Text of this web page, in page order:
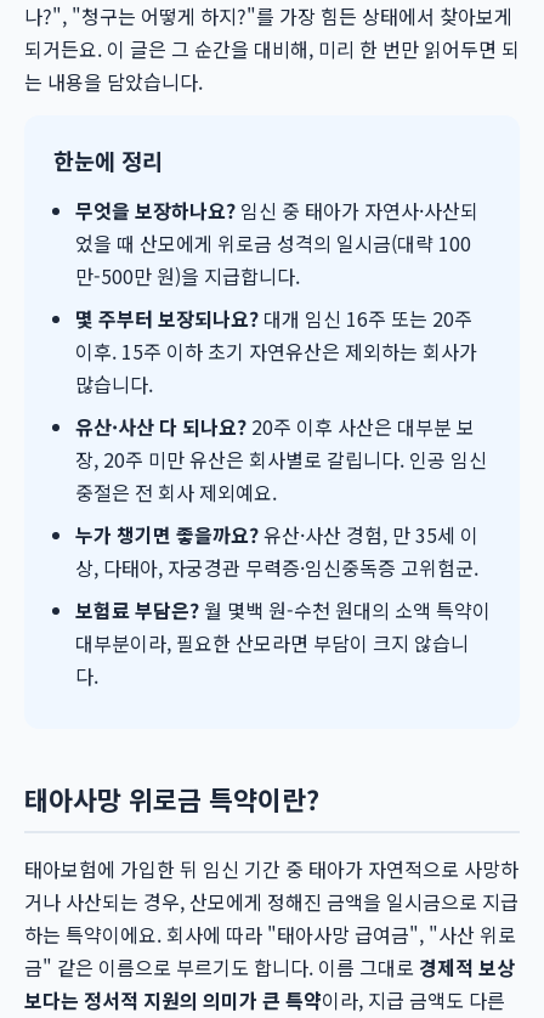
나?", "청구는 어떻게 하지?"를 가장 힘든 상태에서 찾아보게
되거든요. 이 글은 그 순간을 대비해, 미리 한 번만 읽어두면 되
는 내용을 담았습니다.
한눈에 정리
무엇을 보장하나요? 임신 중 태아가 자연사·사산되
었을 때 산모에게 위로금 성격의 일시금(대략 100
만-500만 원)을 지급합니다.
몇 주부터 보장되나요? 대개 임신 16주 또는 20주
이후. 15주 이하 초기 자연유산은 제외하는 회사가
많습니다.
유산·사산 다 되나요? 20주 이후 사산은 대부분 보
장, 20주 미만 유산은 회사별로 갈립니다. 인공 임신
중절은 전 회사 제외예요.
누가 챙기면 좋을까요?유산·사산 경험, 만 35세 이
상, 다태아, 자궁경관 무력증·임신중독증 고위험군.
보험료 부담은?월 몇백 원-수천 원대의 소액 특약이
대부분이라, 필요한 산모라면 부담이 크지 않습니
다.
태아사망 위로금 특약이란?
태아보험에 가입한 뒤 임신 기간 중 태아가 자연적으로 사망하
거나 사산되는 경우, 산모에게 정해진 금액을 일시금으로 지급
하는 특약이에요. 회사에 따라 "태아사망 급여금", "사산 위로
금" 같은 이름으로 부르기도 합니다. 이름 그대로 경제적 보상
보다는 정서적 지원의 의미가 큰 특약이라, 지급 금액도 다른